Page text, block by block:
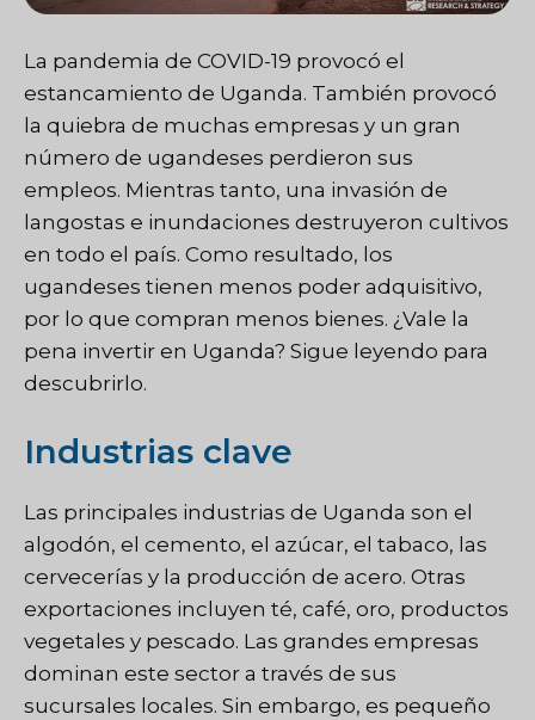
La pandemia de COVID-19 provocó el
estancamiento de Uganda. También provocó
la quiebra de muchas empresas y un gran
número de ugandeses perdieron sus
empleos. Mientras tanto, una invasión de
langostas e inundaciones destruyeron cultivos
en todo el país. Como resultado, los
ugandeses tienen menos poder adquisitivo,
por lo que compran menos bienes. ¿Vale la
pena invertir en Uganda? Sigue leyendo para
descubrirlo.
Industrias clave
Las principales industrias de Uganda son el
algodón, el cemento, el azúcar, el tabaco, las
cervecerías y la producción de acero. Otras
exportaciones incluyen té, café, oro, productos
vegetales y pescado. Las grandes empresas
dominan este sector a través de sus
sucursales locales. Sin embargo, es pequeño